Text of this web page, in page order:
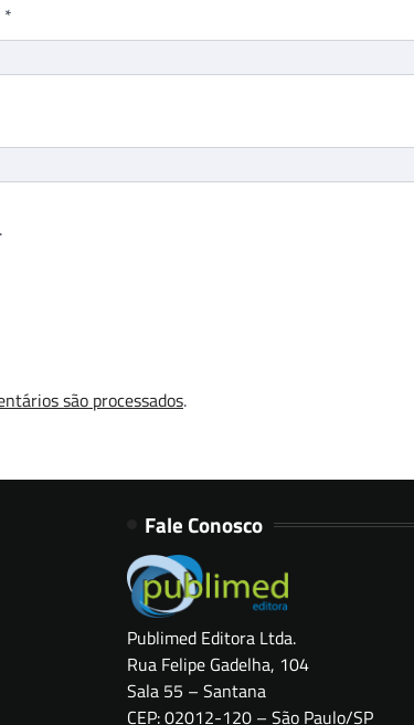
*
são processados.
Fale Conosco
Publimed Editora Ltda.
Rua Felipe Gadelha, 104
Sala 55 – Santana
CEP: 02012-120 – São Paulo/SP